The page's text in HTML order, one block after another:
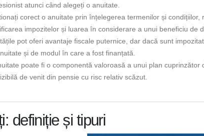
atunci când alegeți o anuitate.
corect o anuitate prin înțelegerea termenilor și
impozitelor și luarea în considerare a unui beneficiu de
pot oferi avantaje fiscale puternice, dar dacă sunt
și de modul în care a fost finanțată.
poate fi o componentă valoroasă a unui plan
de venit din pensie cu risc relativ scăzut.
definiție și tipuri